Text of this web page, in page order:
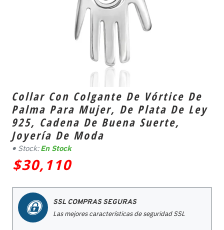
Collar Con Colgante De Vórtice De
Palma Para Mujer, De Plata De Ley
925, Cadena De Buena Suerte,
Joyería De Moda
$30,110
Stock: En Stock
SSL COMPRAS SEGURAS
Las mejores características de seguridad SSL